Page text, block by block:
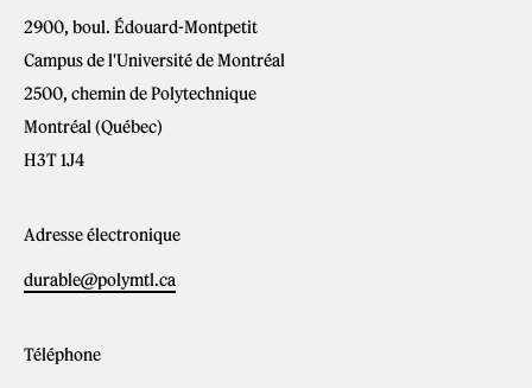
2900, boul. Édouard-Montpetit
Campus de l'Université de Montréal
2500, chemin de Polytechnique
Montréal (Québec)
H3T 1J4
Adresse électronique
durable@polymtl.ca
Téléphone